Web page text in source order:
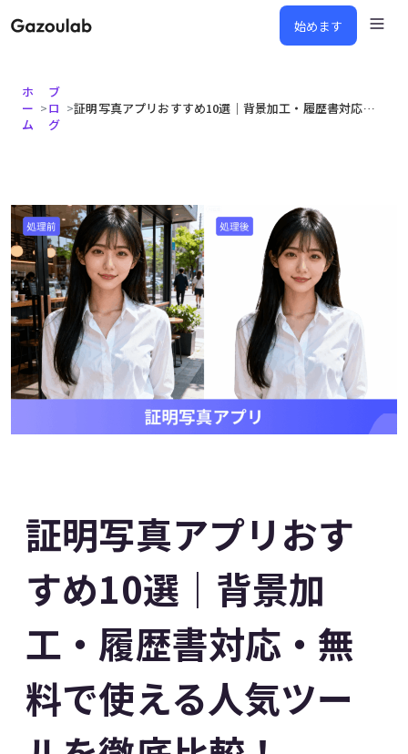
始めます
ホ
ー
ム
>
ブ
ロ
グ
> 証明写真アプリおすすめ10選｜背景加工・履歴書対応・無料で使える人気ツールを徹底比較！【2026年最新版】
証明写真アプリおす
すめ10選｜背景加
工・履歴書対応・無
料で使える人気ツー